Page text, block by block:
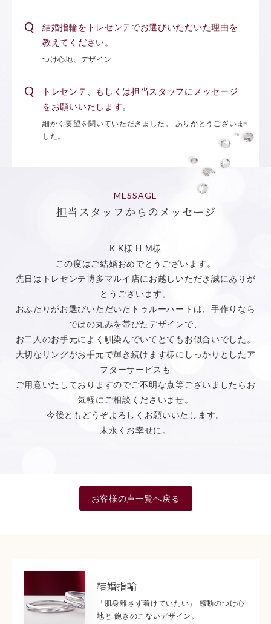
結婚指輪をトレセンテでお選びいただいた理由を
教えてください。
つけ心地、デザイン
トレセンテ、もしくは担当スタッフにメッセージ
をお願いいたします。
細かく要望を聞いていただきました。 ありがとうございま
した。
MESSAGE
担当スタッフからのメッセージ
K.K様 H.M様
この度はご結婚おめでとうございます。
先日はトレセンテ博多マルイ店にお越しいただき誠にありが
とうございます。
おふたりがお選びいただいたトゥルーハートは、手作りなら
ではの丸みを帯びたデザインで、
お二人のお手元によく馴染んでいてとてもお似合いでした。
大切なリングがお手元で輝き続けます様にしっかりとしたア
フターサービスも
ご用意いたしておりますのでご不明な点等ございましたらお
気軽にご相談くださいませ。
今後ともどうぞよろしくお願いいたします。
末永くお幸せに。
お客様の声一覧へ戻る
結婚指輪
「肌身離さず着けていたい」 感動のつけ心
地と 飽きのこないデザイン。